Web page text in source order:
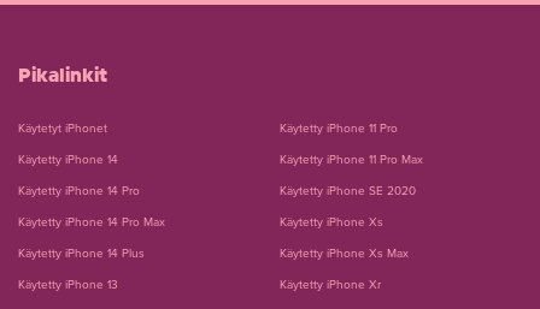
Pikalinkit
Käytetyt iPhonet
Käytetty iPhone 14
Käytetty iPhone 14 Pro
Käytetty iPhone 14 Pro Max
Käytetty iPhone 14 Plus
Käytetty iPhone 13
Käytetty iPhone 11 Pro
Käytetty iPhone 11 Pro Max
Käytetty iPhone SE 2020
Käytetty iPhone Xs
Käytetty iPhone Xs Max
Käytetty iPhone Xr